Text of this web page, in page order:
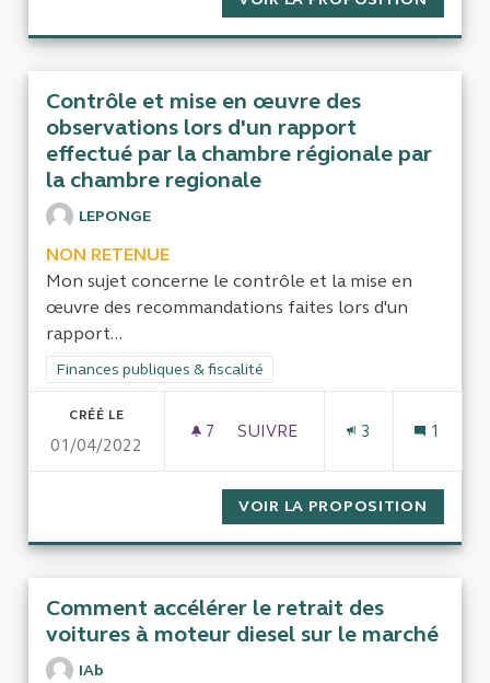
Contrôle et mise en œuvre des
observations lors d'un rapport
effectué par la chambre régionale par
la chambre regionale
LEPONGE
NON RETENUE
Mon sujet concerne le contrôle et la mise en
œuvre des recommandations faites lors d'un
rapport...
Filtrer les résultats de la catégorie : Finances publiques &
Finances publiques & fiscalité
CRÉÉ LE
01/04/2022
7 7 ABONNÉS
SUIVRE
3 1
VOIR LA PROPOSITION
Comment accélérer le retrait des
voitures à moteur diesel sur le marché
IAb